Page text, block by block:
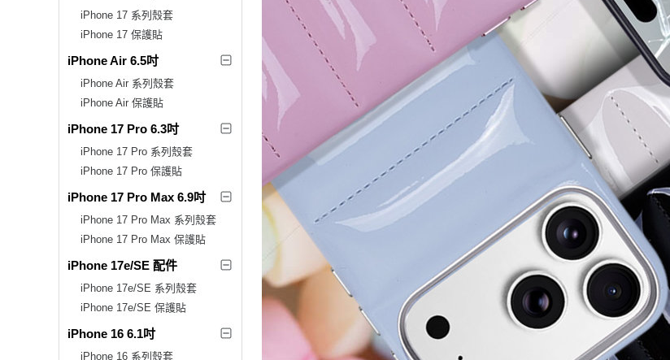
iPhone 17 系列殼套
iPhone 17 保護貼
iPhone Air 6.5吋
iPhone Air 系列殼套
iPhone Air 保護貼
iPhone 17 Pro 6.3吋
iPhone 17 Pro 系列殼套
iPhone 17 Pro 保護貼
iPhone 17 Pro Max 6.9吋
iPhone 17 Pro Max 系列殼套
iPhone 17 Pro Max 保護貼
iPhone 17e/SE 配件
iPhone 17e/SE 系列殼套
iPhone 17e/SE 保護貼
iPhone 16 6.1吋
iPhone 16 系列殼套